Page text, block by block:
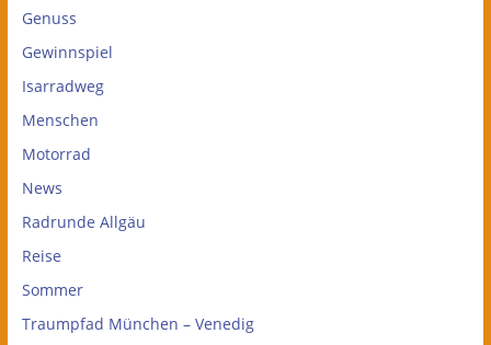
Genuss
Gewinnspiel
Isarradweg
Menschen
Motorrad
News
Radrunde Allgäu
Reise
Sommer
Traumpfad München – Venedig